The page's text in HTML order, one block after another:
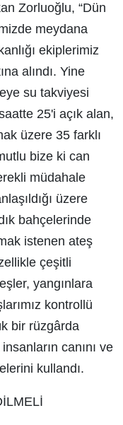
Zorluoğlu, “Dün
meydana
ekiplerimiz
alındı. Yine
su takviyesi
25'i açık alan,
üzere 35 farklı
bize ki can
müdahale
üzere
bahçelerinde
istenen ateş
çeşitli
yangınlara
kontrollü
bir rüzgârda
canını ve
kullandı.